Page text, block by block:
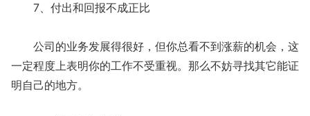
7、付出和回报不成正比
公司的业务发展得很好，但你总看不到涨薪的机会，这
一定程度上表明你的工作不受重视。那么不妨寻找其它能证
明自己的地方。